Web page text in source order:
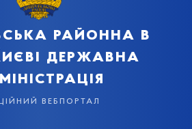
районна в
державна
вебпортал